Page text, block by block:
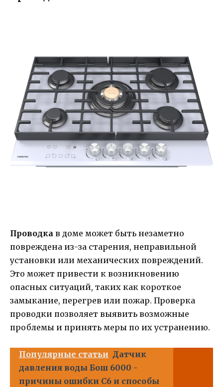
Проводка в доме может быть незаметно
повреждена из-за старения, неправильной
установки или механических повреждений.
Это может привести к возникновению
опасных ситуаций, таких как короткое
замыкание, перегрев или пожар. Проверка
проводки позволяет выявить возможные
проблемы и принять меры по их устранению.
Популярные статьи Датчик
давления воды Бош 6000 -
причины ошибки С6 и способы